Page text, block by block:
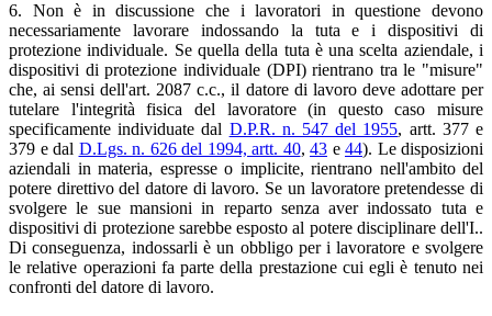
6. Non è in discussione che i lavoratori in questione devono
necessariamente lavorare indossando la tuta e i dispositivi di
protezione individuale. Se quella della tuta è una scelta aziendale, i
dispositivi di protezione individuale (DPI) rientrano tra le "misure"
che, ai sensi dell'art. 2087 c.c., il datore di lavoro deve adottare per
tutelare l'integrità fisica del lavoratore (in questo caso misure
specificamente individuate dal D.P.R. n. 547 del 1955, artt. 377 e
379 e dal D.Lgs. n. 626 del 1994, artt. 40, 43 e 44). Le disposizioni
aziendali in materia, espresse o implicite, rientrano nell'ambito del
potere direttivo del datore di lavoro. Se un lavoratore pretendesse di
svolgere le sue mansioni in reparto senza aver indossato tuta e
dispositivi di protezione sarebbe esposto al potere disciplinare dell'I..
Di conseguenza, indossarli è un obbligo per i lavoratore e svolgere
le relative operazioni fa parte della prestazione cui egli è tenuto nei
confronti del datore di lavoro.